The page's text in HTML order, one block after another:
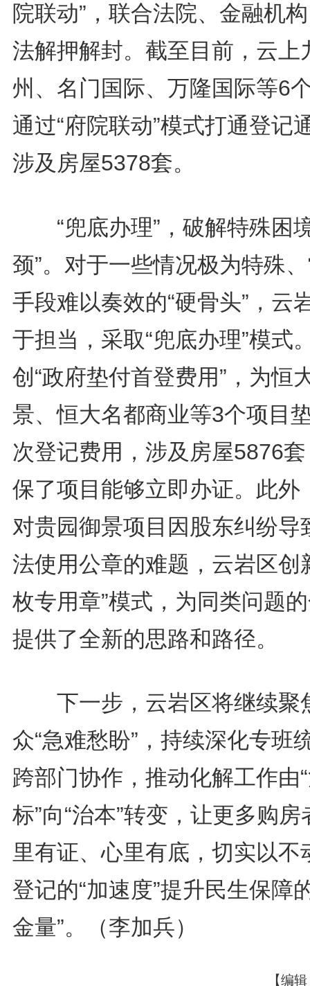
院联动”，联合法院、金融机
法解押解封。截至目前，云上
州、名门国际、万隆国际等6
通过“府院联动”模式打通登记
涉及房屋5378套。
“兜底办理”，破解特殊困
颈”。对于一些情况极为特殊
手段难以奏效的“硬骨头”，云
于担当，采取“兜底办理”模式
创“政府垫付首登费用”，为恒
景、恒大名都商业等3个项目
次登记费用，涉及房屋5876
保了项目能够立即办证。此外
对贵园御景项目因股东纠纷导
法使用公章的难题，云岩区创
枚专用章”模式，为同类问题
提供了全新的思路和路径。
下一步，云岩区将继续聚
众“急难愁盼”，持续深化专班
跨部门协作，推动化解工作由
标”向“治本”转变，让更多购房
里有证、心里有底，切实以不
登记的“加速度”提升民生保障
金量”。（李加兵）
【编